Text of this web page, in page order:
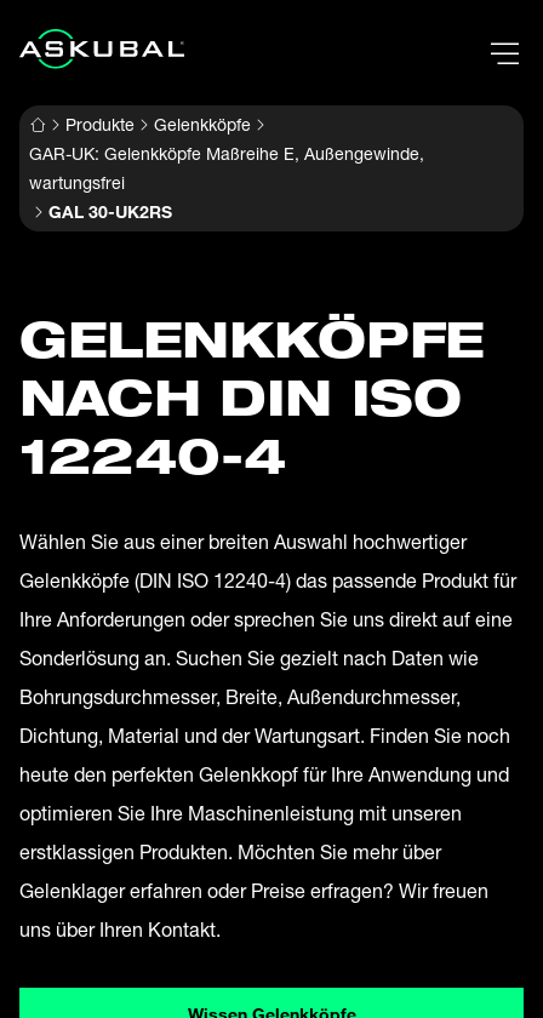
Produkte
Gelenkköpfe
GAR-UK: Gelenkköpfe Maßreihe E, Außengewinde,
wartungsfrei
GAL 30-UK2RS
GELENK­KÖPFE
NACH DIN ISO
12240-4
Wählen Sie aus einer breiten Auswahl hochwertiger
Gelenkköpfe (DIN ISO 12240-4) das passende Produkt für
Ihre Anforderungen oder sprechen Sie uns direkt auf eine
Sonderlösung an. Suchen Sie gezielt nach Daten wie
Bohrungsdurchmesser, Breite, Außendurchmesser,
Dichtung, Material und der Wartungsart. Finden Sie noch
heute den perfekten Gelenkkopf für Ihre Anwendung und
optimieren Sie Ihre Maschinenleistung mit unseren
erstklassigen Produkten. Möchten Sie mehr über
Gelenklager erfahren oder Preise erfragen? Wir freuen
uns über Ihren Kontakt.